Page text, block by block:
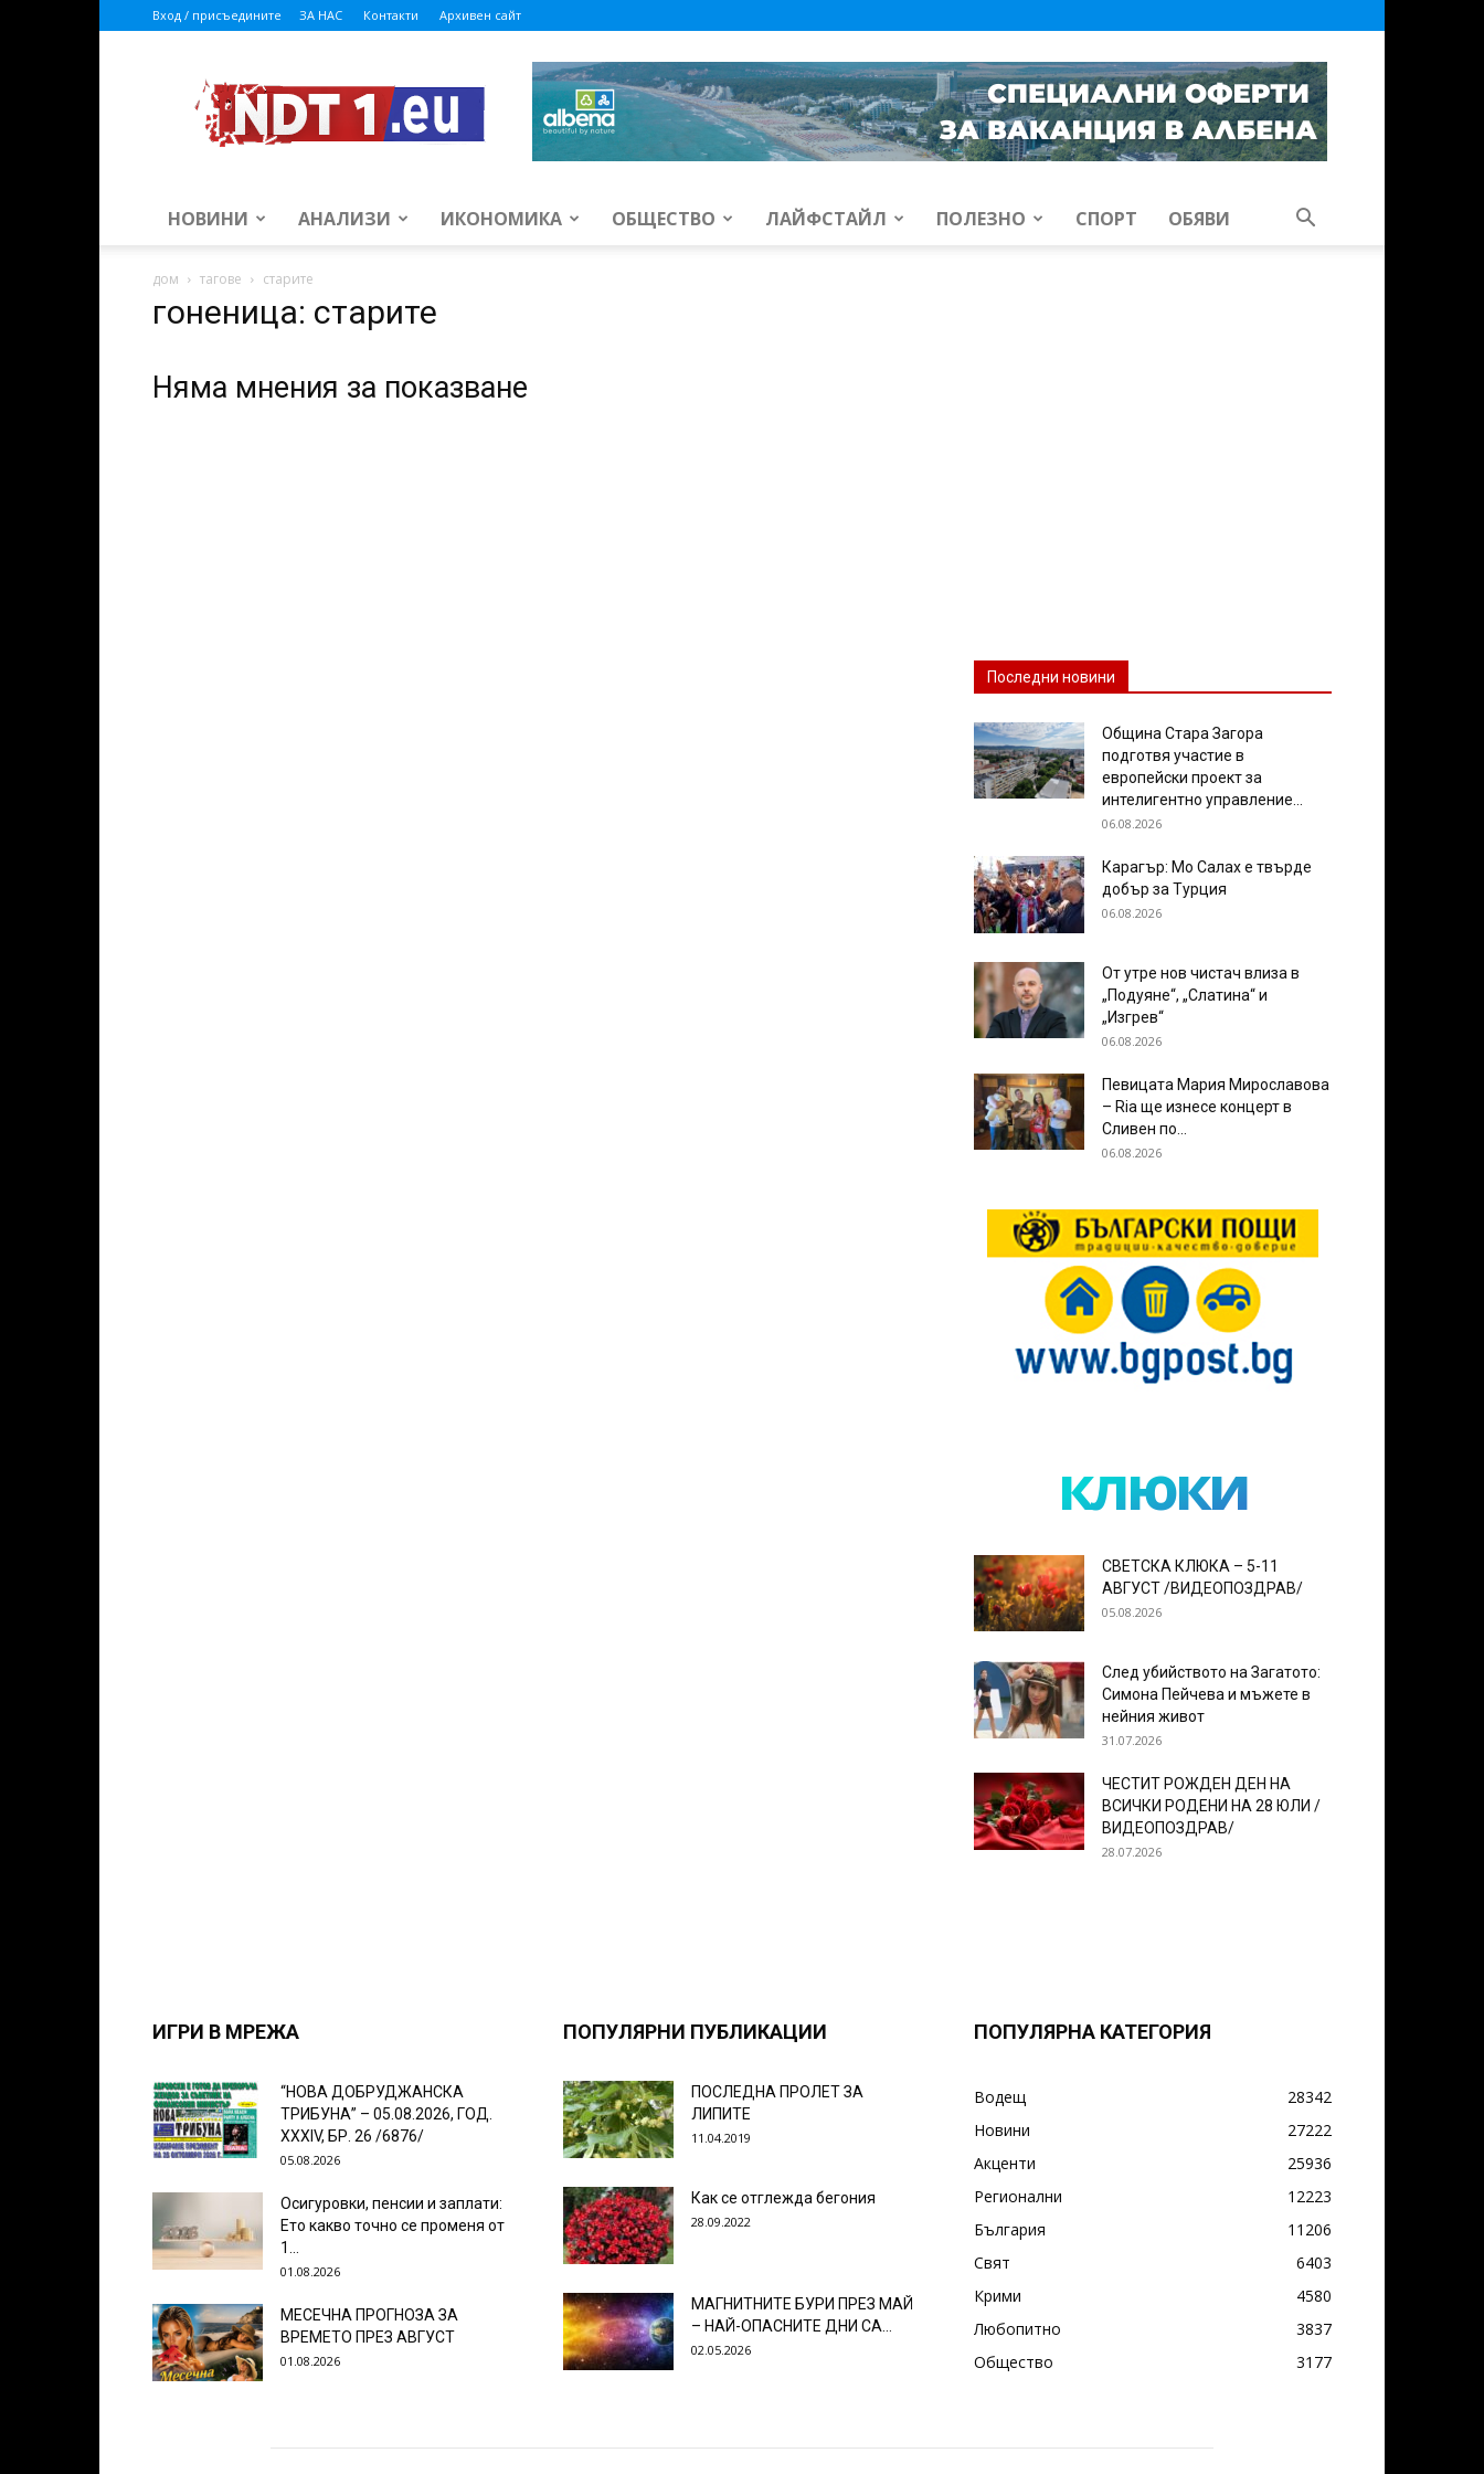
Вход / присъедините ЗА НАС Контакти Архивен сайт
НОВИНИ АНАЛИЗИ ИКОНОМИКА ОБЩЕСТВО ЛАЙФСТАЙЛ ПОЛЕЗНО СПОРТ ОБЯВИ
дом тагове старите
гоненица: старите
Няма мнения за показване
Последни новини
Община Стара Загора
подготвя участие в
европейски проект за
интелигентно управление...
06.08.2026
Карагър: Мо Салах е твърде
добър за Турция
06.08.2026
От утре нов чистач влиза в
„Подуяне“, „Слатина“ и
„Изгрев“
06.08.2026
Певицата Мария Мирославова
– Ria ще изнесе концерт в
Сливен по...
06.08.2026
клюки
СВЕТСКА КЛЮКА – 5-11
АВГУСТ /ВИДЕОПОЗДРАВ/
05.08.2026
След убийството на Загатото:
Симона Пейчева и мъжете в
нейния живот
31.07.2026
ЧЕСТИТ РОЖДЕН ДЕН НА
ВСИЧКИ РОДЕНИ НА 28 ЮЛИ /
ВИДЕОПОЗДРАВ/
28.07.2026
ИГРИ В МРЕЖА
“НОВА ДОБРУДЖАНСКА
ТРИБУНА” – 05.08.2026, ГОД.
XXХIV, БР. 26 /6876/
05.08.2026
Осигуровки, пенсии и заплати:
Ето какво точно се променя от
1...
01.08.2026
МЕСЕЧНА ПРОГНОЗА ЗА
ВРЕМЕТО ПРЕЗ АВГУСТ
01.08.2026
ПОПУЛЯРНИ ПУБЛИКАЦИИ
ПОСЛЕДНА ПРОЛЕТ ЗА
ЛИПИТЕ
11.04.2019
Как се отглежда бегония
28.09.2022
МАГНИТНИТЕ БУРИ ПРЕЗ МАЙ
– НАЙ-ОПАСНИТЕ ДНИ СА…
02.05.2026
ПОПУЛЯРНА КАТЕГОРИЯ
Водещ
28342
Новини
27222
Акценти
25936
Регионални
12223
България
11206
Свят
6403
Крими
4580
Любопитно
3837
Общество
3177